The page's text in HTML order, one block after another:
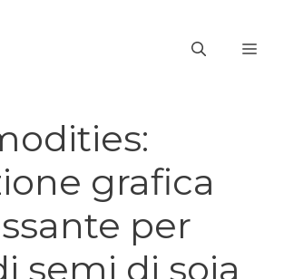
grafica
per
semi di soia